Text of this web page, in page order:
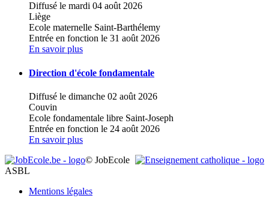
Diffusé le mardi 04 août 2026
Liège
Ecole maternelle Saint-Barthélemy
Entrée en fonction le 31 août 2026
En savoir plus
Direction d'école fondamentale
Diffusé le dimanche 02 août 2026
Couvin
Ecole fondamentale libre Saint-Joseph
Entrée en fonction le 24 août 2026
En savoir plus
© JobEcole
ASBL
Mentions légales